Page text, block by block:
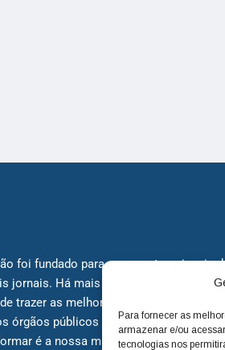
Para fornecer as
armazenar e/ou
tecnologias nos
foi fundado para ser uma terceira via
jornais. Há mais de 30 anos, o jornal
trazer as melhores notícias. Nunca
órgãos públicos em busca de
é a nossa missão!